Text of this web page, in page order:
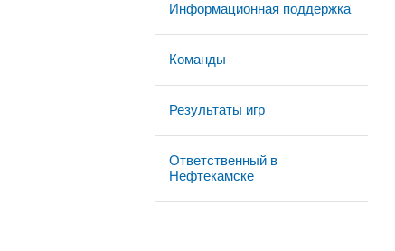
Информационная поддержка
Команды
Результаты игр
Ответственный в
Нефтекамске